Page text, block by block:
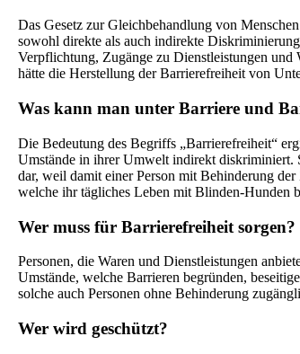
Das Gesetz zur Gleichbehandlung von
sowohl direkte als auch indirekte
Verpflichtung, Zugänge zu Dienstleistungen
hätte die Herstellung der Barrierefreiheit von
Was kann man unter Barriere und
Die Bedeutung des Begriffs „Barrierefreiheit“
Umstände in ihrer Umwelt indirekt diskriminiert.
dar, weil damit einer Person mit Behinderung
welche ihr tägliches Leben mit Blinden-Hunden
Wer muss für Barrierefreiheit sorgen?
Personen, die Waren und Dienstleistungen
Umstände, welche Barrieren begründen,
solche auch Personen ohne Behinderung
Wer wird geschützt?